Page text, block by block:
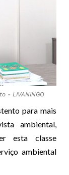
- LIVANINGO
para mais
ambiental,
esta classe
ambiental